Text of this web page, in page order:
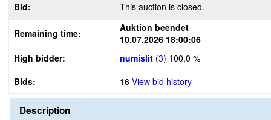
Bid: This auction is closed.
Remaining time:
Auktion beendet
10.07.2026 18:00:06
High bidder:
numislit (3) 100,0 %
Bids:
16 View bid history
Description